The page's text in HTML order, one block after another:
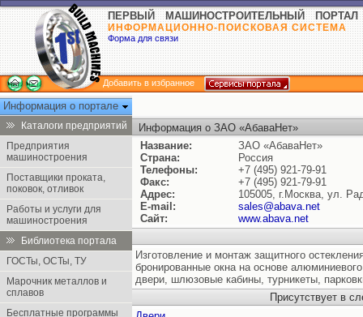
ПЕРВЫЙ МАШИНОСТРОИТЕЛЬНЫЙ ПОРТАЛ
ИНФОРМАЦИОННО-ПОИСКОВАЯ СИСТЕМА
Форма для связи
Добавить в избранное
Информация о портале
Каталоги предприятий
Предприятия
машиностроения
Поставщики проката,
поковок, отливок
Работы и услуги для
машиностроения
Библиотека портала
ГОСТы, ОСТы, ТУ
Марочник металлов и
сплавов
Бесплатные программы
Информация о ЗАО «АбаваНет»
Название:
ЗАО «АбаваНет»
Страна:
Россия
Телефоны:
+7 (495) 921-79-91
Факс:
+7 (495) 921-79-91
Адрес:
105005, г.Москва, ул.
E-mail:
sales@abava.net
Сайт:
www.abava.net
Изготовление и монтаж защитного
бронированные окна на основе
двери, шлюзовые кабины, турникеты,
Присутствует в